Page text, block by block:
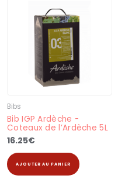
Bibs
Bib IGP Ardèche -
Coteaux de l’Ardèche 5L
16.25€
AJOUTER AU PANIER